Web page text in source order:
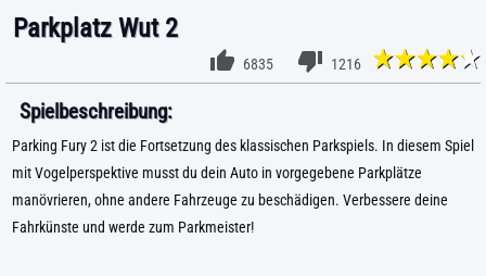
Parkplatz Wut 2
6835 1216
Spielbeschreibung:
Parking Fury 2 ist die Fortsetzung des klassischen Parkspiels. In diesem Spiel
mit Vogelperspektive musst du dein Auto in vorgegebene Parkplätze
manövrieren, ohne andere Fahrzeuge zu beschädigen. Verbessere deine
Fahrkünste und werde zum Parkmeister!